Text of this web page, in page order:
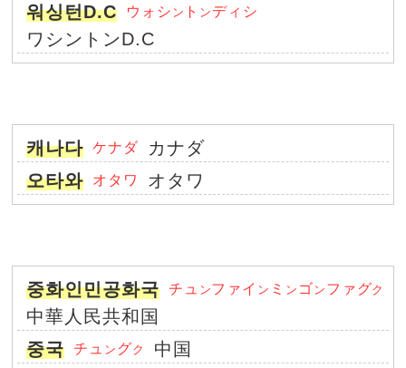
워싱턴D.C
ウォシ ン ト ン ディシ
ワシントンD.C
캐나다 ケナダ
カナダ
오타와
オタワ オタワ
중화인민공화국 チュ ンファイ ン ミ ン ゴン ファグク
中華人民共和国
중국
チュ ン グク
中国